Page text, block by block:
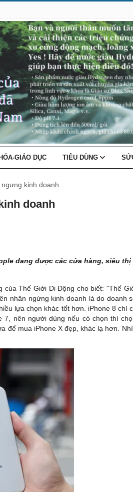
GIÁO DỤC TIÊU DÙNG
kinh doanh
doanh
đang được các cửa hàng, siêu thị
của Thế Giới Di Động cho biết: "Thế
nhân ngừng kinh doanh là do doanh
lựa chọn khác tốt hơn. iPhone 8 chỉ
7, nên người dùng nếu có chọn thì
để mua iPhone X đẹp, khác lạ hơn.